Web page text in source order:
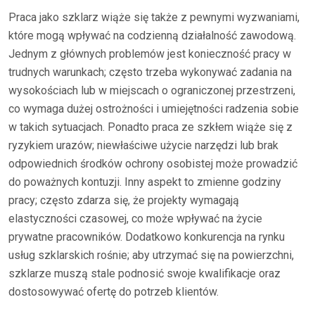
Praca jako szklarz wiąże się także z pewnymi wyzwaniami,
które mogą wpływać na codzienną działalność zawodową.
Jednym z głównych problemów jest konieczność pracy w
trudnych warunkach; często trzeba wykonywać zadania na
wysokościach lub w miejscach o ograniczonej przestrzeni,
co wymaga dużej ostrożności i umiejętności radzenia sobie
w takich sytuacjach. Ponadto praca ze szkłem wiąże się z
ryzykiem urazów; niewłaściwe użycie narzędzi lub brak
odpowiednich środków ochrony osobistej może prowadzić
do poważnych kontuzji. Inny aspekt to zmienne godziny
pracy; często zdarza się, że projekty wymagają
elastyczności czasowej, co może wpływać na życie
prywatne pracowników. Dodatkowo konkurencja na rynku
usług szklarskich rośnie; aby utrzymać się na powierzchni,
szklarze muszą stale podnosić swoje kwalifikacje oraz
dostosowywać ofertę do potrzeb klientów.